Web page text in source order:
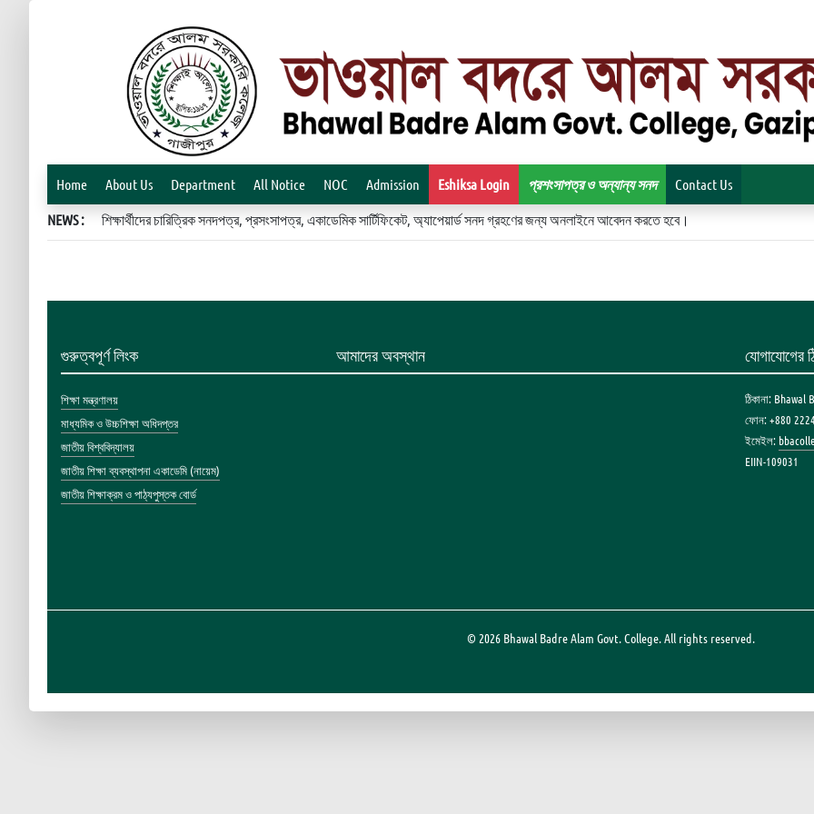
Home About Us Department All Notice NOC Admission Eshiksa Login প্রশংসাপত্র ও অন্যান্য সনদ Contact Us
NEWS : শিক্ষার্থীদের চারিত্রিক সনদপত্র, প্রসংসাপত্র, একাডেমিক সার্টিফিকেট, অ্যাপেয়ার্ড সনদ গ্রহণের জন্য অনলাইনে আবেদন করতে হবে।
গুরুত্বপূর্ণ লিংক
শিক্ষা মন্ত্রণালয়
মাধ্যমিক ও উচ্চশিক্ষা অধিদপ্তর
জাতীয় বিশ্ববিদ্যালয়
জাতীয় শিক্ষা ব্যবস্থাপনা একাডেমি (নায়েম)
জাতীয় শিক্ষাক্রম ও পাঠ্যপুস্তক বোর্ড
আমাদের অবস্থান যোগাযোগের
ঠিকানা:
ফোন: +880
ইমেইল:
EIIN-109031
© 2026 Bhawal Badre Alam Govt. College. All rights reserved.